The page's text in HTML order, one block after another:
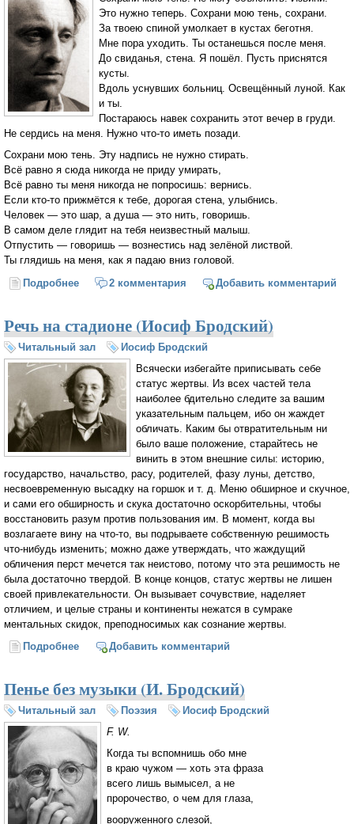
Это нужно теперь. Сохрани мою тень, сохрани.
За твоею спиной умолкает в кустах беготня.
Мне пора уходить. Ты останешься после меня.
До свиданья, стена. Я пошёл. Пусть приснятся
кусты.
Вдоль уснувших больниц. Освещённый луной. Как
и ты.
Постараюсь навек сохранить этот вечер в груди.
Не сердись на меня. Нужно что-то иметь позади.
Сохрани мою тень. Эту надпись не нужно стирать.
Всё равно я сюда никогда не приду умирать,
Всё равно ты меня никогда не попросишь: вернись.
Если кто-то прижмётся к тебе, дорогая стена, улыбнись.
Человек — это шар, а душа — это нить, говоришь.
В самом деле глядит на тебя неизвестный малыш.
Отпустить — говоришь — вознестись над зелёной листвой.
Ты глядишь на меня, как я падаю вниз головой.
Подробнее о Письма к стене (Иосиф Бродский)
2 комментария Добавить комментарий
Речь на стадионе (Иосиф Бродский)
Читальный зал
Иосиф Бродский
Всячески избегайте приписывать себе
статус жертвы. Из всех частей тела
наиболее бдительно следите за вашим
указательным пальцем, ибо он жаждет
обличать. Каким бы отвратительным ни
было ваше положение, старайтесь не
винить в этом внешние силы: историю,
государство, начальство, расу, родителей, фазу луны, детство,
несвоевременную высадку на горшок и т. д. Меню обширное и скучное,
и сами его обширность и скука достаточно оскорбительны, чтобы
восстановить разум против пользования им. В момент, когда вы
возлагаете вину на что-то, вы подрываете собственную решимость
что-нибудь изменить; можно даже утверждать, что жаждущий
обличения перст мечется так неистово, потому что эта решимость не
была достаточно твердой. В конце концов, статус жертвы не лишен
своей привлекательности. Он вызывает сочувствие, наделяет
отличием, и целые страны и континенты нежатся в сумраке
ментальных скидок, преподносимых как сознание жертвы.
Подробнее о Речь на стадионе (Иосиф Бродский)
Добавить комментарий
Пенье без музыки (И. Бродский)
Читальный зал Поэзия
Иосиф Бродский
F. W.
Когда ты вспомнишь обо мне
в краю чужом — хоть эта фраза
всего лишь вымысел, а не
пророчество, о чем для глаза,
вооруженного слезой,